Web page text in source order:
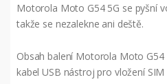
Motorola Moto G54 5G se pyšní
takže se nezalekne ani deště.
Obsah balení Motorola Moto G54
kabel USB nástroj pro vložení